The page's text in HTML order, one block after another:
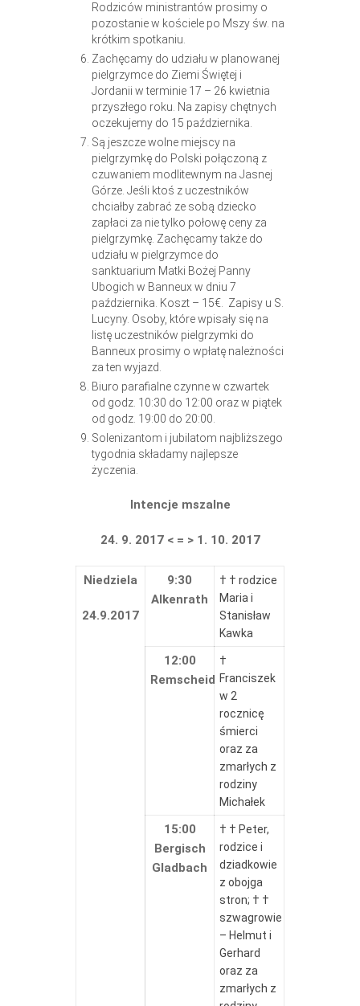
Rodziców ministrantów prosimy o
pozostanie w kościele po Mszy św. na
krótkim spotkaniu.
Zachęcamy do udziału w planowanej
pielgrzymce do Ziemi Świętej i
Jordanii w terminie 17 – 26 kwietnia
przyszłego roku. Na zapisy chętnych
oczekujemy do 15 października.
Są jeszcze wolne miejscy na
pielgrzymkę do Polski połączoną z
czuwaniem modlitewnym na Jasnej
Górze. Jeśli ktoś z uczestników
chciałby zabrać ze sobą dziecko
zapłaci za nie tylko połowę ceny za
pielgrzymkę. Zachęcamy także do
udziału w pielgrzymce do
sanktuarium Matki Bożej Panny
Ubogich w Banneux w dniu 7
października. Koszt – 15€. Zapisy u S.
Lucyny. Osoby, które wpisały się na
listę uczestników pielgrzymki do
Banneux prosimy o wpłatę należności
za ten wyjazd.
Biuro parafialne czynne w czwartek
od godz. 10:30 do 12:00 oraz w piątek
od godz. 19:00 do 20:00.
Solenizantom i jubilatom najbliższego
tygodnia składamy najlepsze
życzenia.
Intencje mszalne
24. 9. 2017 < = > 1. 10. 2017
Niedziela
24.9.2017
9:30
Alkenrath
† † rodzice
Maria i
Stanisław
Kawka
12:00
Remscheid
†
Franciszek
w 2
rocznicę
śmierci
oraz za
zmarłych z
rodziny
Michałek
15:00
Bergisch
Gladbach
† † Peter,
rodzice i
dziadkowie
z obojga
stron; † †
szwagrowie
– Helmut i
Gerhard
oraz za
zmarłych z